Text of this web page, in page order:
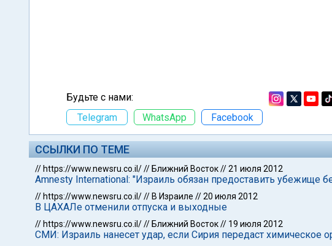
Будьте с нами:
Telegram
WhatsApp Facebook
ССЫЛКИ ПО ТЕМЕ
// https://www.newsru.co.il/// Ближний Восток//21 июля 2012
Amnesty International: "Израиль обязан предоставить убежище
// https://www.newsru.co.il/// В Израиле //20 июля 2012
В ЦАХАЛе отменили отпуска и выходные
// https://www.newsru.co.il/// Ближний Восток// 19 июля 2012
СМИ: Израиль нанесет удар, если Сирия передаст химическое